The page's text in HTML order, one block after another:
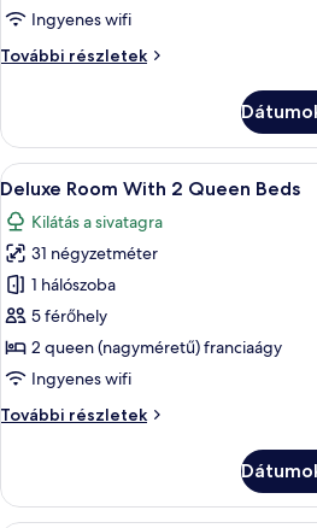
Dune
View
Room
Beds
Ingyenes wifi
További részletek
Deluxe
With
Beds
további
részletei
A
következő
szoba
összes
képének
megtekintése:
Deluxe
Room
With
2
Egy
5
Deluxe Room With 2 Queen Beds
Kilátás a sivatagra
31 négyzetméter
1 hálószoba
5 férőhely
2 queen (nagyméretű) franciaágy
Ingyenes wifi
További részletek
Deluxe
Queen
Beds